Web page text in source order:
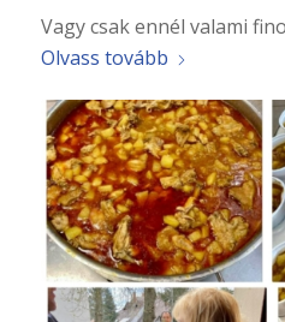
Vagy csak ennél valami
Olvass tovább